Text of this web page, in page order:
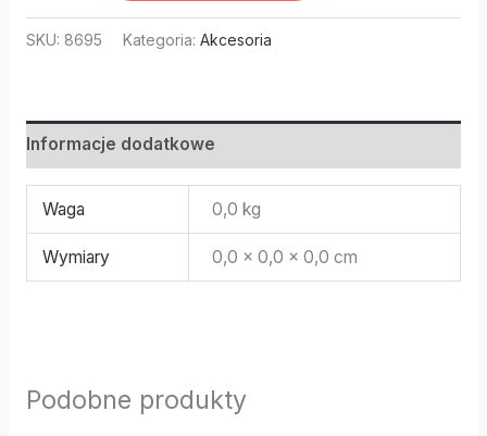
SKU: 8695 Kategoria: Akcesoria
Informacje dodatkowe
Waga 0,0 kg
Wymiary 0,0 × 0,0 × 0,0 cm
Podobne produkty